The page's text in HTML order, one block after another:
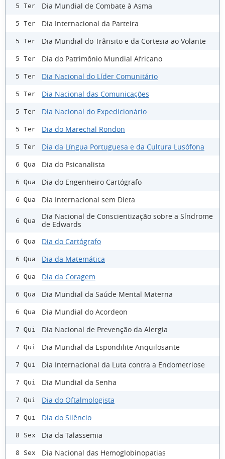
5 Ter Dia Mundial de Combate à Asma
5 Ter Dia Internacional da Parteira
5 Ter Dia Mundial do Trânsito e da Cortesia ao Volante
5 Ter Dia do Patrimônio Mundial Africano
5 Ter Dia Nacional do Líder Comunitário
5 Ter Dia Nacional das Comunicações
5 Ter Dia Nacional do Expedicionário
5 Ter Dia do Marechal Rondon
5 Ter Dia da Língua Portuguesa e da Cultura Lusófona
6 Qua Dia do Psicanalista
6 Qua Dia do Engenheiro Cartógrafo
6 Qua Dia Internacional sem Dieta
6 Qua
Dia Nacional de Conscientização sobre a Síndrome
de Edwards
6 Qua Dia do Cartógrafo
6 Qua Dia da Matemática
6 Qua Dia da Coragem
6 Qua Dia Mundial da Saúde Mental Materna
6 Qua Dia Mundial do Acordeon
7 Qui Dia Nacional de Prevenção da Alergia
7 Qui Dia Mundial da Espondilite Anquilosante
7 Qui Dia Internacional da Luta contra a Endometriose
7 Qui Dia Mundial da Senha
7 Qui Dia do Oftalmologista
7 Qui Dia do Silêncio
8 Sex Dia da Talassemia
8 Sex Dia Nacional das Hemoglobinopatias